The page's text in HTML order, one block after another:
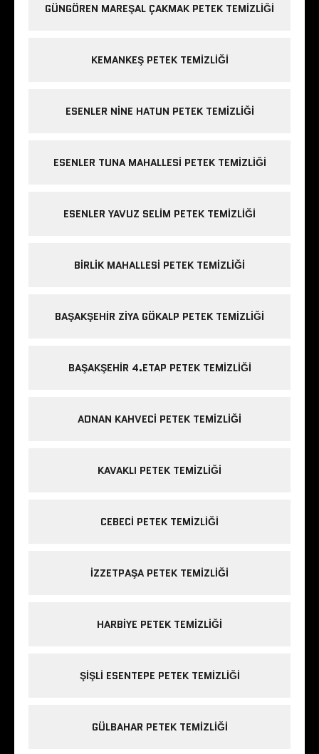
GÜNGÖREN MAREŞAL ÇAKMAK PETEK TEMIZLIĞI
KEMANKEŞ PETEK TEMIZLIĞI
ESENLER NINE HATUN PETEK TEMIZLIĞI
ESENLER TUNA MAHALLESI PETEK TEMIZLIĞI
ESENLER YAVUZ SELIM PETEK TEMIZLIĞI
BIRLIK MAHALLESI PETEK TEMIZLIĞI
BAŞAKŞEHIR ZIYA GÖKALP PETEK TEMIZLIĞI
BAŞAKŞEHIR 4.ETAP PETEK TEMIZLIĞI
ADNAN KAHVECI PETEK TEMIZLIĞI
KAVAKLI PETEK TEMIZLIĞI
CEBECI PETEK TEMIZLIĞI
IZZETPAŞA PETEK TEMIZLIĞI
HARBIYE PETEK TEMIZLIĞI
ŞIŞLI ESENTEPE PETEK TEMIZLIĞI
GÜLBAHAR PETEK TEMIZLIĞI